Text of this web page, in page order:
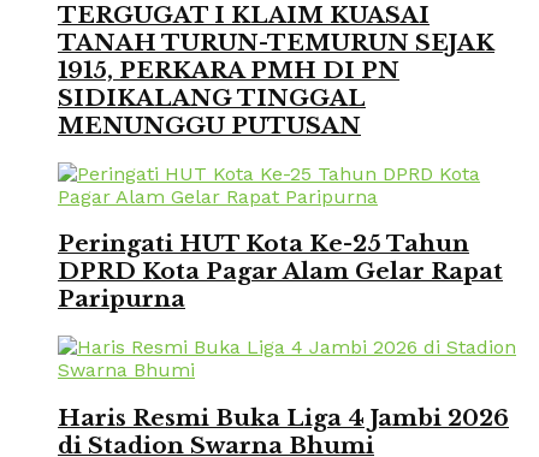
TERGUGAT I KLAIM KUASAI
TANAH TURUN-TEMURUN SEJAK
1915, PERKARA PMH DI PN
SIDIKALANG TINGGAL
MENUNGGU PUTUSAN
Peringati HUT Kota Ke-25 Tahun
DPRD Kota Pagar Alam Gelar Rapat
Paripurna
Haris Resmi Buka Liga 4 Jambi 2026
di Stadion Swarna Bhumi